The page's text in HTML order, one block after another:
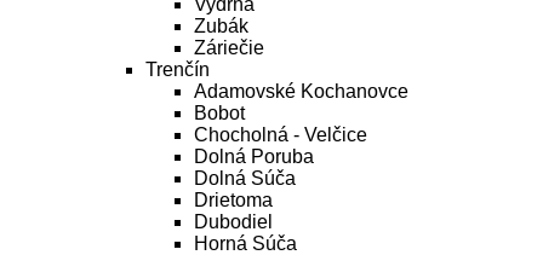
Vydrná
Zubák
Záriečie
Trenčín
Adamovské Kochanovce
Bobot
Chocholná - Velčice
Dolná Poruba
Dolná Súča
Drietoma
Dubodiel
Horná Súča